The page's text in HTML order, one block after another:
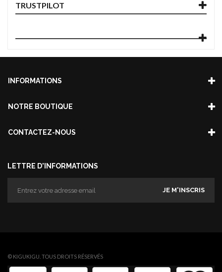
TRUSTPILOT
INFORMATIONS
NOTRE BOUTIQUE
CONTACTEZ-NOUS
LETTRE D'INFORMATIONS
JE M'INSCRIS
© KIGUKIGU. TOUS DROITS RÉSERVÉS